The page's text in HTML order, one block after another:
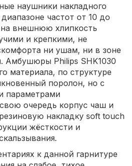
наушники накладного
частот от 10 до
внешнюю хлипкость
и крепкими, не
ни ушам, ни в зоне
Амбушюры Philips SHK1030
материала, по структуре
поролон, но с
параметрами
очередь корпус чаш и
накладку soft touch
жёсткости и
к данной гарнитуре